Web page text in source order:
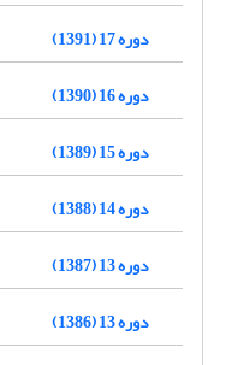
دوره 17 (1391)
دوره 16 (1390)
دوره 15 (1389)
دوره 14 (1388)
دوره 13 (1387)
دوره 13 (1386)